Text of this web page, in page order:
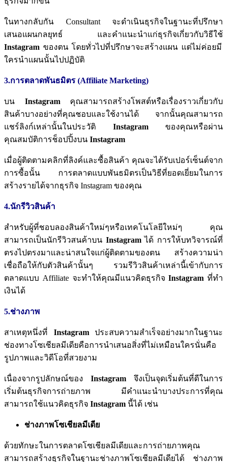
ในทางกลับกัน Consultant จะดำเนินธุรกิจในฐานะที่ปรึกษา
เสนอแผนกลยุทธ์
และคำแนะนำแก่ธุรกิจเกี่ยวกับวิธีใช้
Instagram ของตน โดยทั่วไปที่ปรึกษาจะสร้างแผน แต่ไม่ค่อยมี
ใครนำแผนนั้นไปปฏิบัติ
3.การตลาดพันธมิตร (Affiliate Marketing)
บน Instagram คุณสามารถสร้างโพสต์หรือเรื่องราวเกี่ยวกับ
สินค้าบางอย่างที่คุณชอบและใช้งานได้
จากนั้นคุณสามารถ
แชร์ลิงก์เหล่านั้นในประวัติ Instagram ของคุณหรือผ่าน
คุณสมบัติการช็อปปิ้งบน Instagram
เมื่อผู้ติดตามคลิกที่ลิงค์และซื้อสินค้า คุณจะได้รับเปอร์เซ็นต์จาก
การซื้อนั้น
การตลาดแบบพันธมิตรเป็นวิธีที่ยอดเยี่ยมในการ
สร้างรายได้จากธุรกิจ Instagram ของคุณ
4.นักรีวิวสินค้า
สำหรับผู้ที่ชอบลองสินค้าใหม่ๆหรือเทคโนโลยีใหม่ๆ
คุณ
สามารถเป็นนักรีวิวสนค้าบน Instagramได้ การให้บทวิจารณ์ที่
ตรงไปตรงมาและน่าสนใจแก่ผู้ติดตามของตน
สร้างความน่า
เชื่อถือให้กับตัวสินค้านั้นๆ
รวมรีวิวสินค้าเหล่านี้เข้ากับการ
ตลาดแบบ Affiliate จะทำให้คุณมีแนวคิดธุรกิจ Instagram ที่ทำ
เงินได้
5.ช่างภาพ
สาเหตุหนึ่งที่ Instagram ประสบความสำเร็จอย่างมากในฐานะ
ช่องทางโซเชียลมีเดียคือการนำเสนอสิ่งที่ไม่เหมือนใครนั่นคือ
รูปภาพและวิดีโอที่สวยงาม
เนื่องจากรูปลักษณ์ของ Instagram
จึงเป็นจุดเริ่มต้นที่ดีในการ
เริ่มต้นธุรกิจการถ่ายภาพ
มีคำแนะนำบางประการที่คุณ
สามารถใช้แนวคิดธุรกิจ Instagram นี้ได้ เช่น
ช่างภาพโซเชียลมีเดีย
ด้วยทักษะในการตลาดโซเชียลมีเดียและการถ่ายภาพคุณ
สามารถสร้างธุรกิจในฐานะช่างภาพโซเชียลมีเดียได้
ช่างภาพ